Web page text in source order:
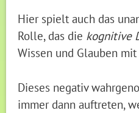
Hier spielt auch das
Rolle, das die kognitive
Wissen und Glauben
Dieses negativ
immer dann auftreten,